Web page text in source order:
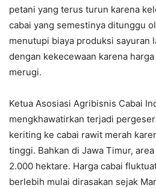
petani yang terus turun karena
cabai yang semestinya ditunggu
menutupi biaya produksi sayuran
dengan kekecewaan karena
merugi.
Ketua Asosiasi Agribisnis Cabai
mengkhawatirkan terjadi
keriting ke cabai rawit merah
tinggi. Bahkan di Jawa Timur,
2.000 hektare. Harga cabai
berlebih mulai dirasakan sejak